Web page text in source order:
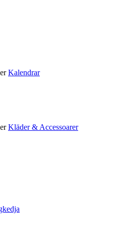
Kalendrar
Kläder & Accessoarer